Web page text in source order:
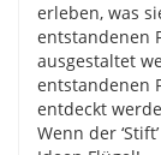
erleben, was
entstandenen
ausgestaltet
entstandenen
entdeckt
Wenn der